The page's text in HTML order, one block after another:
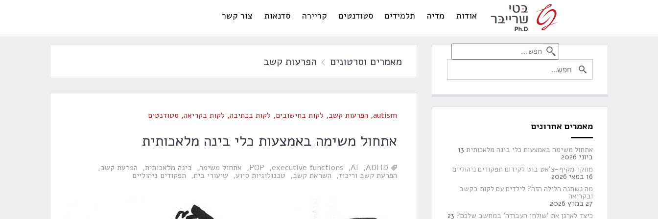
אודות מדיה תלמידים סטודנטים קריירה סדנאות צור קשר
מאמרים וסרטונים הפרעות קשב
autism
, הפרעות קשב, לקות בחישובים, לקות בכתיבה, לקות בקריאה, סטודנטים
אתחול משימה באמצעות כלי בינה מלאכותית
ADHD
AI
executive functions
POP אתחול משימה בינה מלאכותית הפרעת קשב
הפרעת קשב וריכוז השראת קשב טכנולוגיות סיוע שיעורי בית תפקודים ניהוליים
מאמרים אחרונים
אתחול משימה באמצעות כלי בינה מלאכותית 13
ביוני 2026
מחקר מקיף-צ'אט בוט לקידום תפקודים ניהוליים
16 במאי 2026
מה נשתנה הלילה הזה? לילדים עם לקות בקשב
ובקריאה
27 במרץ 2026
כיצד לארגן את 'שולחן העבודה' במחשב שלכם? 23